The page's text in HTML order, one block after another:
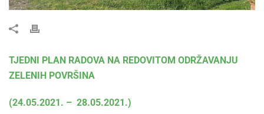
TJEDNI PLAN RADOVA NA REDOVITOM ODRŽAVANJU
ZELENIH POVRŠINA
(24.05.2021. – 28.05.2021.)